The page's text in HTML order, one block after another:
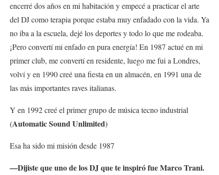
encerré dos años en mi habitación y empecé a practicar el arte
del DJ como terapia porque estaba muy enfadado con la vida. Ya
no iba a la escuela, dejé los deportes y todo lo que me rodeaba.
¡Pero convertí mi enfado en pura energía! En 1987 actué en mi
primer club, me convertí en residente, luego me fui a Londres,
volví y en 1990 creé una fiesta en un almacén, en 1991 una de
las más importantes raves italianas.
Y en 1992 creé el primer grupo de música tecno industrial
(Automatic Sound Unlimited)
Esa ha sido mi misión desde 1987
—Dijiste que uno de los DJ que te inspiró fue Marco Trani.